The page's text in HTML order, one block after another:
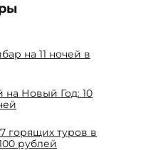
на 11 ночей в
Новый Год: 10
горящих туров в
рублей